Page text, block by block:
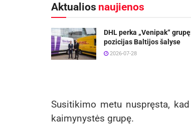
Aktualios naujienos
DHL perka „Venipak“
pozicijas Baltijos šalyse
2026-07-28
Susitikimo metu nuspręsta,
kaimynystės grupę.